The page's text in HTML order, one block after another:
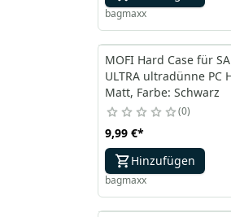
bagmaxx
MOFI Hard Case für
ULTRA ultradünne PC
Matt, Farbe: Schwarz
0
9,99 €*
Hinzufügen
bagmaxx